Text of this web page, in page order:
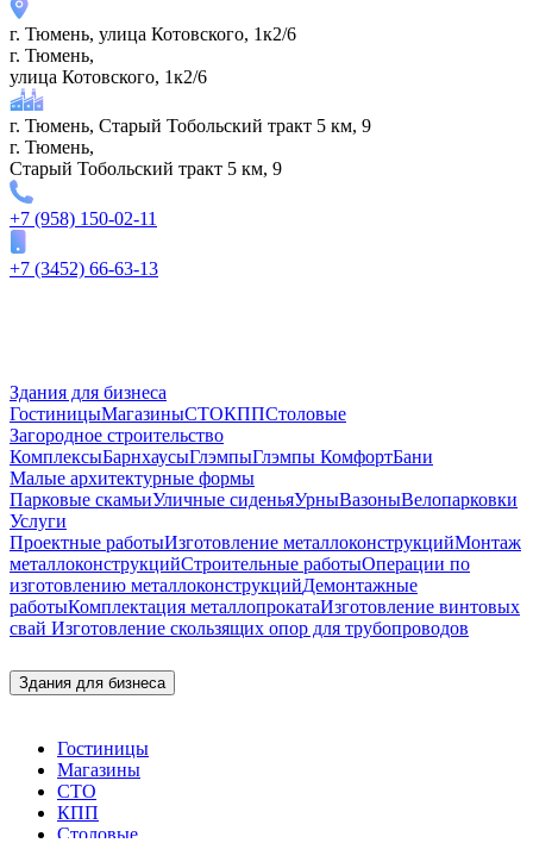
г. Тюмень, улица Котовского, 1к2/6
г. Тюмень,
улица Котовского, 1к2/6
г. Тюмень, Старый Тобольский тракт 5 км, 9
г. Тюмень,
Старый Тобольский тракт 5 км, 9
+7 (958) 150-02-11
+7 (3452) 66-63-13
Здания для бизнеса
ГостиницыМагазиныСТОКППСтоловые
Загородное строительство
КомплексыБарнхаусыГлэмпыГлэмпы КомфортБани
Малые архитектурные формы
Парковые скамьиУличные сиденьяУрныВазоныВелопарковки
Услуги
Проектные работыИзготовление металлоконструкцийМонтаж
металлоконструкцийСтроительные работыОперации по
изготовлению металлоконструкцийДемонтажные
работыКомплектация металлопрокатаИзготовление винтовых
свай Изготовление скользящих опор для трубопроводов
Здания для бизнеса
Гостиницы
Магазины
СТО
КПП
Столовые